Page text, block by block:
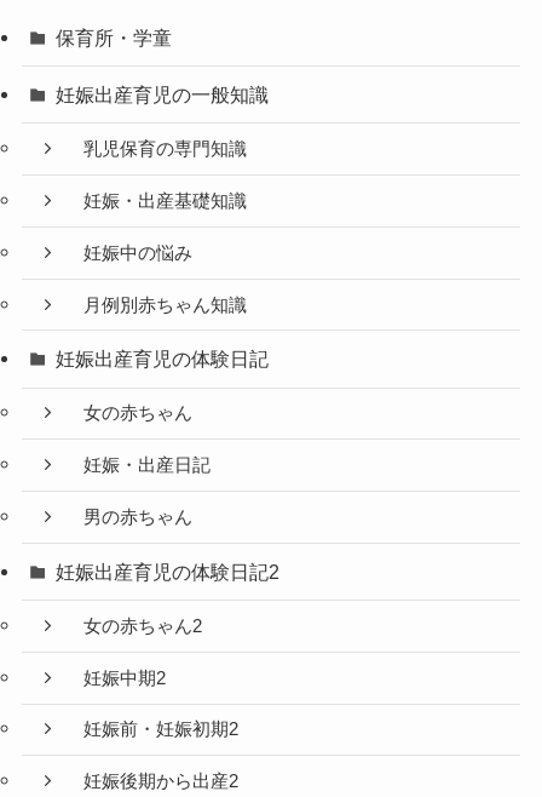
保育所・学童
妊娠出産育児の一般知識
乳児保育の専門知識
妊娠・出産基礎知識
妊娠中の悩み
月例別赤ちゃん知識
妊娠出産育児の体験日記
女の赤ちゃん
妊娠・出産日記
男の赤ちゃん
妊娠出産育児の体験日記2
女の赤ちゃん2
妊娠中期2
妊娠前・妊娠初期2
妊娠後期から出産2